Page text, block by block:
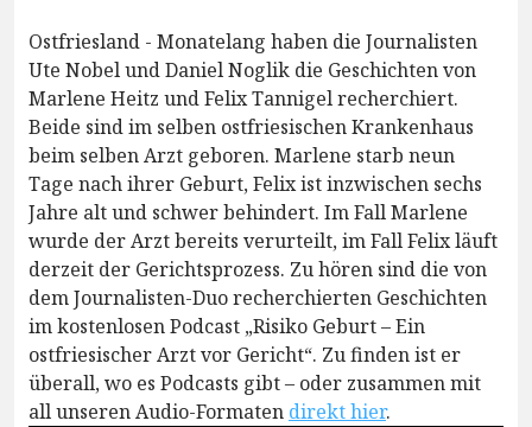
Ostfriesland - Monatelang haben die Journalisten
Ute Nobel und Daniel Noglik die Geschichten von
Marlene Heitz und Felix Tannigel recherchiert.
Beide sind im selben ostfriesischen Krankenhaus
beim selben Arzt geboren. Marlene starb neun
Tage nach ihrer Geburt, Felix ist inzwischen sechs
Jahre alt und schwer behindert. Im Fall Marlene
wurde der Arzt bereits verurteilt, im Fall Felix läuft
derzeit der Gerichtsprozess. Zu hören sind die von
dem Journalisten-Duo recherchierten Geschichten
im kostenlosen Podcast „Risiko Geburt – Ein
ostfriesischer Arzt vor Gericht“. Zu finden ist er
überall, wo es Podcasts gibt – oder zusammen mit
all unseren Audio-Formaten direkt hier.